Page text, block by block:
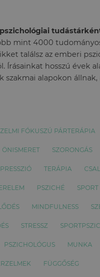
pszichológiai
mint 4000
találsz az emberi
Írásainkat hosszú évek
szakmai alapokon
FÓKUSZÚ PÁRTERÁPIA
ÖNISMERET SZORONGÁS
TERÁPIA
PSZICHÉ SPORT
MINDFULNESS
STRESSZ
PSZICHOLÓGUS MUNKA
FÜGGŐSÉG